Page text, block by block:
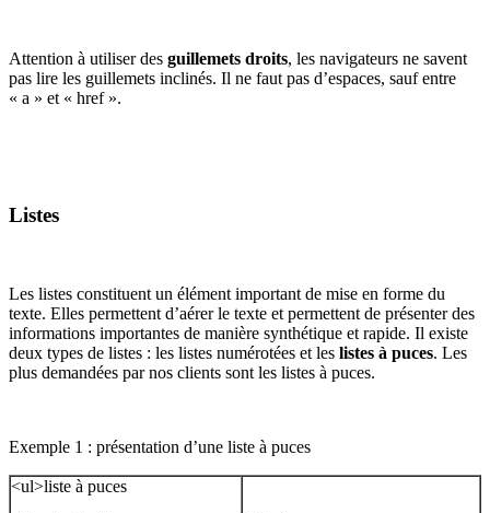
Attention à utiliser des guillemets droits, les navigateurs ne savent
pas lire les guillemets inclinés. Il ne faut pas d’espaces, sauf entre
« a » et « href ».
Listes
Les listes constituent un élément important de mise en forme du
texte. Elles permettent d’aérer le texte et permettent de présenter des
informations importantes de manière synthétique et rapide. Il existe
deux types de listes : les listes numérotées et les listes à puces. Les
plus demandées par nos clients sont les listes à puces.
Exemple 1 : présentation d’une liste à puces
<ul>liste à puces